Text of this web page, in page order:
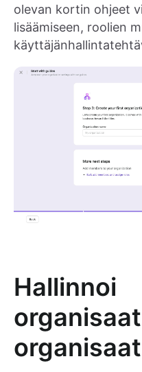
olevan kortin ohjeet
lisäämiseen, roolien
Hallinnoi